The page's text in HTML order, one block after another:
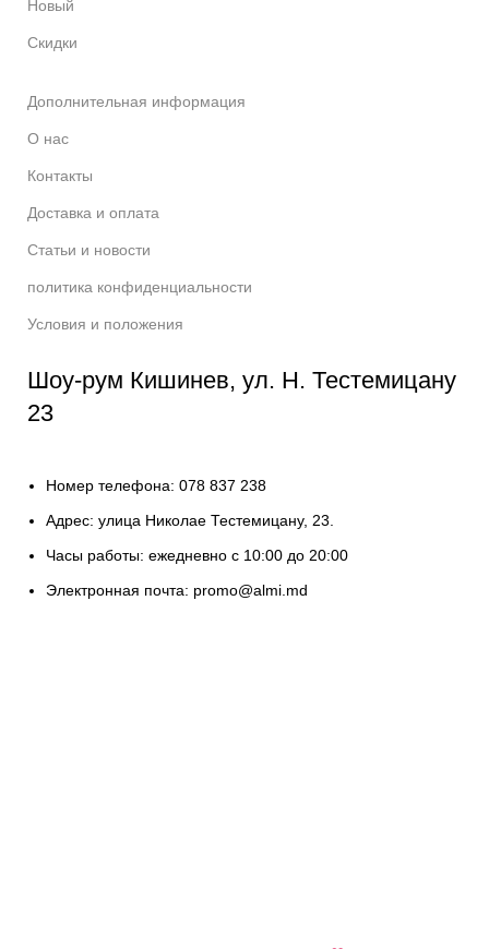
Новый
Скидки
Дополнительная информация
О нас
Контакты
Доставка и оплата
Статьи и новости
политика конфиденциальности
Условия и положения
Шоу-рум Кишинев, ул. Н. Тестемицану
23
Номер телефона: 078 837 238
Адрес: улица Николае Тестемицану, 23.
Часы работы: ежедневно с 10:00 до 20:00
Электронная почта: promo@almi.md